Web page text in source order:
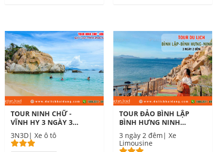
TOUR NINH CHỮ -
VĨNH HY 3 NGÀY 3
ĐÊM
3N3D| Xe ô tô
TOUR ĐẢO BÌNH LẬP
BÌNH HƯNG NINH
CHỮ 3 NGÀY 2 ĐÊM
3 ngày 2 đêm| Xe
Limousine